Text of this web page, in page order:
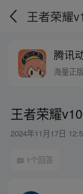
腾讯
海量正
王者荣耀
2024年11月17日
1个回答